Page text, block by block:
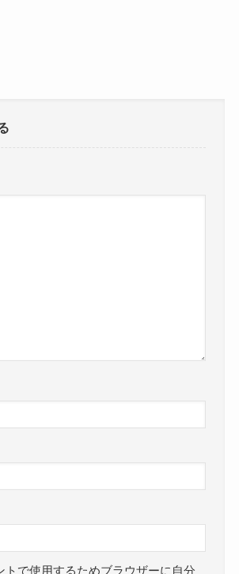
トで使用するためブラウザーに自分